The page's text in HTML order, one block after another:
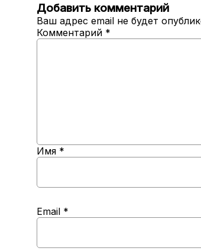
Добавить комментарий
Ваш адрес email не будет
Комментарий *
Имя *
Email *